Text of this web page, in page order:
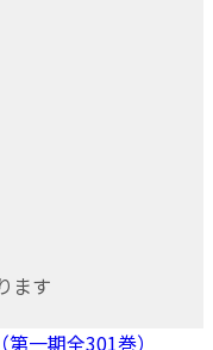
ます
一期全301巻）